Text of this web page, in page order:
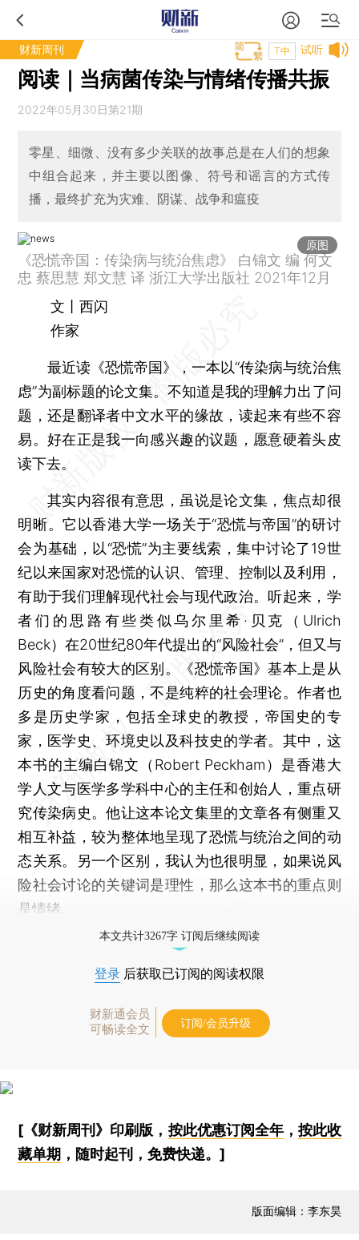
财新周刊 试听
T中
阅读｜当病菌传染与情绪传播共振
2022年05月30日第21期
零星、细微、没有多少关联的故事总是在人们的想象
中组合起来，并主要以图像、符号和谣言的方式传
播，最终扩充为灾难、阴谋、战争和瘟疫
原图
《恐慌帝国：传染病与统治焦虑》 白锦文 编 何文
忠 蔡思慧 郑文慧 译 浙江大学出版社 2021年12月
文丨西闪
作家
最近读《恐慌帝国》，一本以“传染病与统治焦
虑”为副标题的论文集。不知道是我的理解力出了问
题，还是翻译者中文水平的缘故，读起来有些不容
易。好在正是我一向感兴趣的议题，愿意硬着头皮
读下去。
其实内容很有意思，虽说是论文集，焦点却很
明晰。它以香港大学一场关于“恐慌与帝国”的研讨
会为基础，以“恐慌”为主要线索，集中讨论了19世
纪以来国家对恐慌的认识、管理、控制以及利用，
有助于我们理解现代社会与现代政治。听起来，学
者们的思路有些类似乌尔里希·贝克（Ulrich
Beck）在20世纪80年代提出的“风险社会”，但又与
风险社会有较大的区别。《恐慌帝国》基本上是从
历史的角度看问题，不是纯粹的社会理论。作者也
多是历史学家，包括全球史的教授，帝国史的专
家，医学史、环境史以及科技史的学者。其中，这
本书的主编白锦文（Robert Peckham）是香港大
学人文与医学多学科中心的主任和创始人，重点研
究传染病史。他让这本论文集里的文章各有侧重又
相互补益，较为整体地呈现了恐慌与统治之间的动
态关系。另一个区别，我认为也很明显，如果说风
险社会讨论的关键词是理性，那么这本书的重点则
是情绪。
本文共计3267字 订阅后继续阅读
登录 后获取已订阅的阅读权限
财新通会员
可畅读全文
订阅/会员升级
[《财新周刊》印刷版， 按此优惠订阅全年， 按此收
藏单期 ，随时起刊，免费快递。]
版面编辑：李东昊